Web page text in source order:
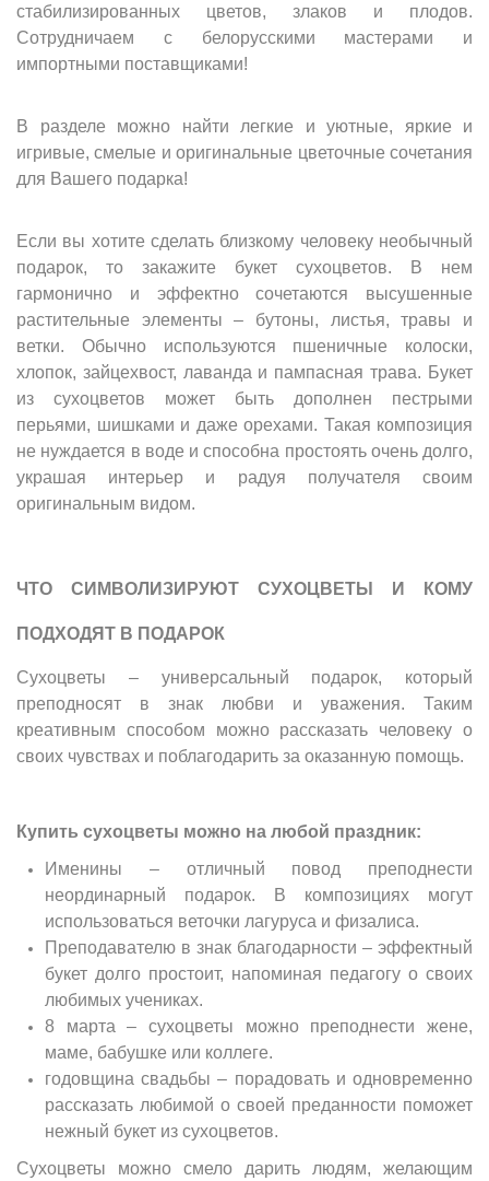
стабилизированных цветов, злаков и плодов.
Сотрудничаем с белорусскими мастерами и
импортными поставщиками!
В разделе можно найти легкие и уютные, яркие и
игривые, смелые и оригинальные цветочные сочетания
для Вашего подарка!
Если вы хотите сделать близкому человеку необычный
подарок, то закажите букет сухоцветов. В нем
гармонично и эффектно сочетаются высушенные
растительные элементы – бутоны, листья, травы и
ветки. Обычно используются пшеничные колоски,
хлопок, зайцехвост, лаванда и пампасная трава. Букет
из сухоцветов может быть дополнен пестрыми
перьями, шишками и даже орехами. Такая композиция
не нуждается в воде и способна простоять очень долго,
украшая интерьер и радуя получателя своим
оригинальным видом.
ЧТО СИМВОЛИЗИРУЮТ СУХОЦВЕТЫ И КОМУ
ПОДХОДЯТ В ПОДАРОК
Сухоцветы – универсальный подарок, который
преподносят в знак любви и уважения. Таким
креативным способом можно рассказать человеку о
своих чувствах и поблагодарить за оказанную помощь.
Купить сухоцветы можно на любой праздник:
Именины – отличный повод преподнести
неординарный подарок. В композициях могут
использоваться веточки лагуруса и физалиса.
Преподавателю в знак благодарности – эффектный
букет долго простоит, напоминая педагогу о своих
любимых учениках.
8 марта – сухоцветы можно преподнести жене,
маме, бабушке или коллеге.
годовщина свадьбы – порадовать и одновременно
рассказать любимой о своей преданности поможет
нежный букет из сухоцветов.
Сухоцветы можно смело дарить людям, желающим